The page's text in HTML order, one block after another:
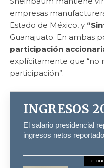
empresas
Estado de México, y
Guanajuato. En ambas
participación
explícitamente que “no
participación”.
INGRESOS
El salario presidencial
ingresos netos